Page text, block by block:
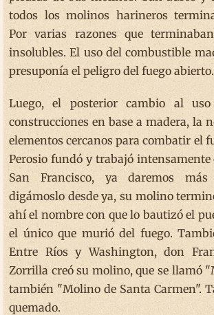
todos los molinos harineros
Por varias razones que
insolubles. El uso del combustible
presuponía el peligro del fuego abierto.
Luego, el posterior cambio al
construcciones en base a madera, la
elementos cercanos para combatir el
Perosio fundó y trabajó
San Francisco, ya daremos más
digámoslo desde ya, su molino
ahí el nombre con que lo bautizó el
el único que murió del fuego.
Entre Ríos y Washington, don
Zorrilla creó su molino, que se llamó
también "Molino de Santa Carmen".
quemado.